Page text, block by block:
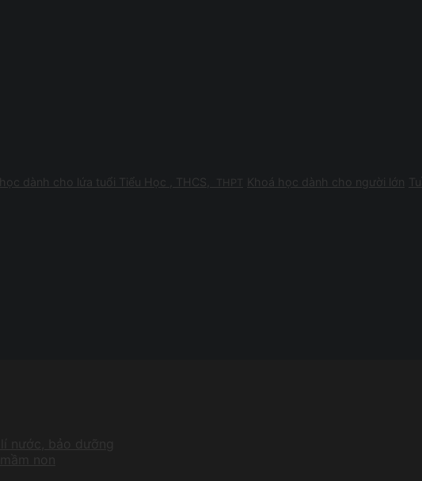
dành cho lứa tuổi Tiểu Học , THCS, THPT Khoá học dành cho người lớn
nước, bảo dưỡng
non